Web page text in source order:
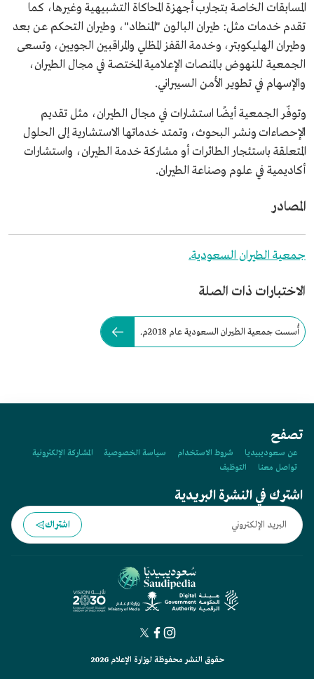
المسابقات الخاصة بتجارب أجهزة المحاكاة التشبيهية وغيرها، كما
تقدم خدمات مثل: طيران البالون "المنطاد"، وطيران التحكم عن بعد
وطيران الهليكوبتر، وخدمة القفز المظلي والمراقبين الجويين، وتسعى
الجمعية للنهوض بالمنصات الإعلامية المختصة في مجال الطيران،
والإسهام في تطوير الأمن السيبراني.
وتوفّر الجمعية أيضًا استشارات في مجال الطيران، مثل تقديم
الإحصاءات ونشر البحوث، وتمتد خدماتها الاستشارية إلى الحلول
المتعلقة باستئجار الطائرات أو مشاركة خدمة الطيران، واستشارات
أكاديمية في علوم وصناعة الطيران.
المصادر
جمعية الطيران السعودية.
الاختبارات ذات الصلة
أُسست جمعية الطيران السعودية عام 2018م.
تصفح
عن سعوديبيديا شروط الاستخدام سياسة الخصوصية
المشاركة الإلكترونية
تواصل معنا
التوظيف
اشترك في النشرة البريدية
اشتراك
حقوق النشر محفوظة لوزارة الإعلام 2026